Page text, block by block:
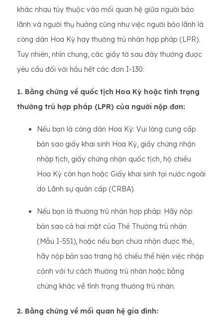
khác nhau tùy thuộc vào mối quan hệ giữa người bảo
lãnh và người thụ hưởng cũng như việc người bảo lãnh là
công dân Hoa Kỳ hay thường trú nhân hợp pháp (LPR).
Tuy nhiên, nhìn chung, các giấy tờ sau đây thường được
yêu cầu đối với hầu hết các đơn I-130:
1. Bằng chứng về quốc tịch Hoa Kỳ hoặc tình trạng
thường trú hợp pháp (LPR) của người nộp đơn:
Nếu bạn là công dân Hoa Kỳ: Vui lòng cung cấp
bản sao giấy khai sinh Hoa Kỳ, giấy chứng nhận
nhập tịch, giấy chứng nhận quốc tịch, hộ chiếu
Hoa Kỳ còn hạn hoặc Giấy khai sinh tại nước ngoài
do Lãnh sự quán cấp (CRBA).
Nếu bạn là thường trú nhân hợp pháp: Hãy nộp
bản sao cả hai mặt của Thẻ Thường trú nhân
(Mẫu I-551), hoặc nếu bạn chưa nhận được thẻ,
hãy nộp bản sao trang hộ chiếu thể hiện việc nhập
cảnh với tư cách thường trú nhân hoặc bằng
chứng khác về tình trạng thường trú nhân.
2. Bằng chứng về mối quan hệ gia đình: